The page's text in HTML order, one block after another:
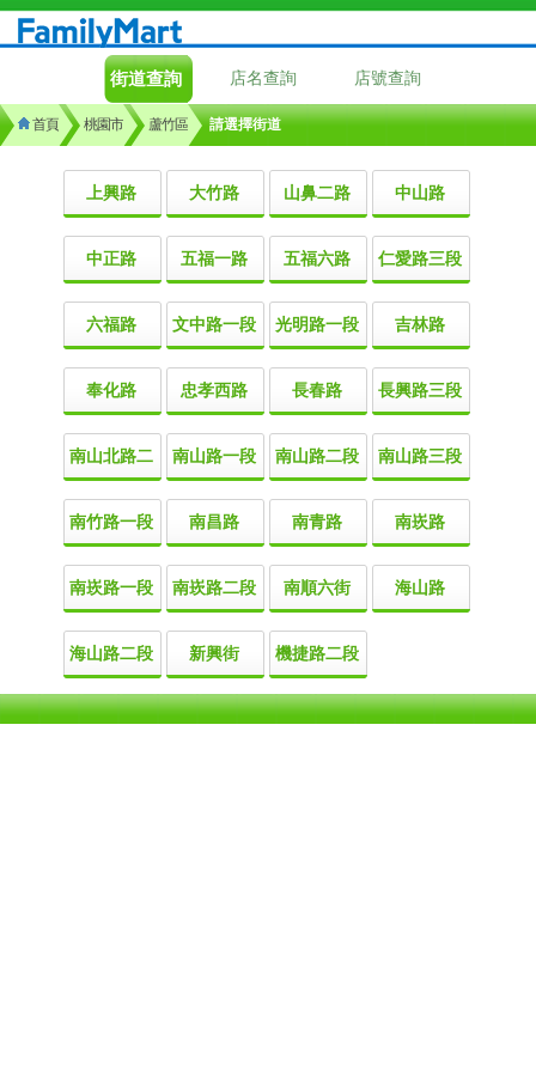
街道查詢 店名查詢 店號查詢
首頁 桃園市 蘆竹區 請選擇街道
上興路 大竹路 山鼻二路 中山路
中正路 五福一路 五福六路 仁愛路三段
六福路 文中路一段 光明路一段 吉林路
奉化路 忠孝西路 長春路 長興路三段
南山北路二 南山路一段 南山路二段 南山路三段
南竹路一段 南昌路 南青路 南崁路
南崁路一段 南崁路二段 南順六街 海山路
海山路二段 新興街 機捷路二段